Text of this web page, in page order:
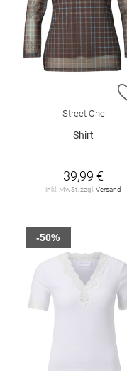
Street One
Shirt
39,99 €
inkl. MwSt. zzgl. Versand
-50%